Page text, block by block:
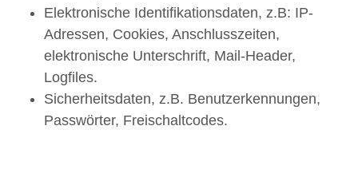
Elektronische Identifikationsdaten, z.B: IP-
Adressen, Cookies, Anschlusszeiten,
elektronische Unterschrift, Mail-Header,
Logfiles.
Sicherheitsdaten, z.B. Benutzerkennungen,
Passwörter, Freischaltcodes.